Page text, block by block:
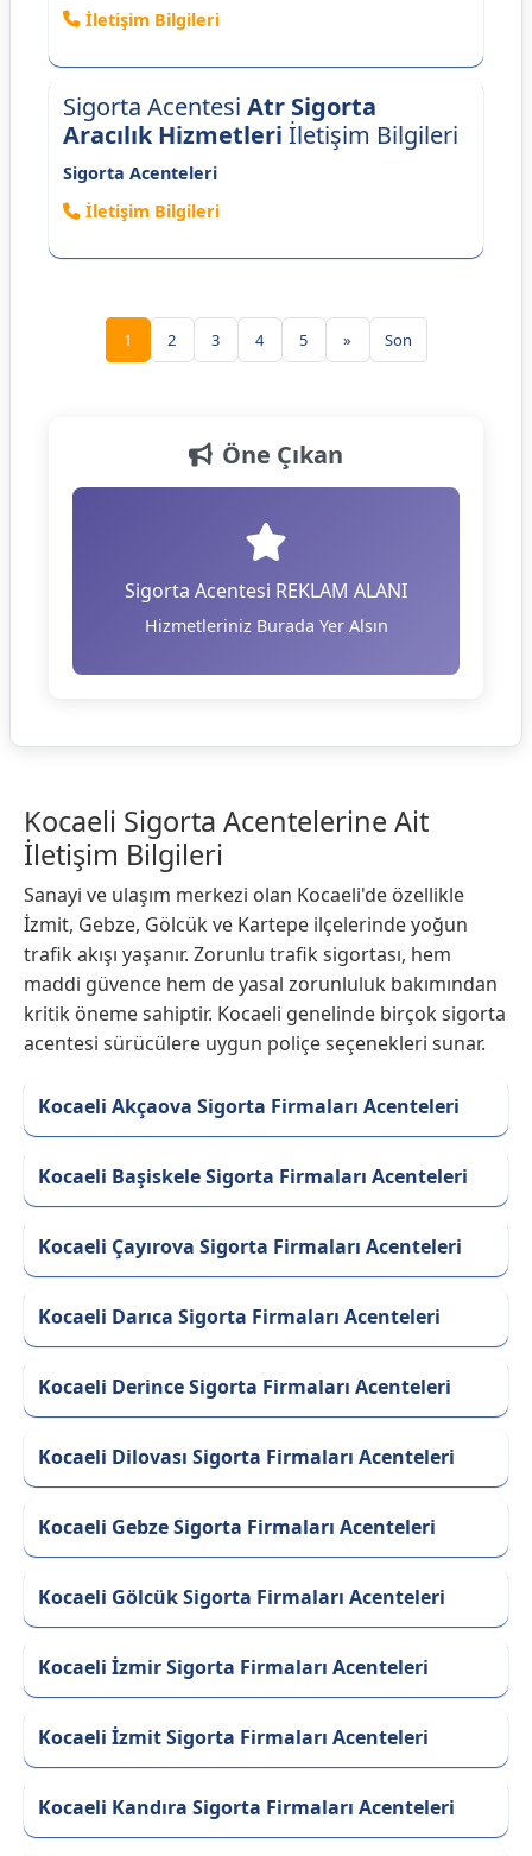
İletişim Bilgileri
Sigorta Acentesi Atr Sigorta
Aracılık Hizmetleri İletişim Bilgileri
Sigorta Acenteleri
İletişim Bilgileri
1 2 3 4 5 » Son
Öne Çıkan
Sigorta Acentesi REKLAM ALANI
Hizmetleriniz Burada Yer Alsın
Kocaeli Sigorta Acentelerine Ait
İletişim Bilgileri
Sanayi ve ulaşım merkezi olan Kocaeli'de özellikle
İzmit, Gebze, Gölcük ve Kartepe ilçelerinde yoğun
trafik akışı yaşanır. Zorunlu trafik sigortası, hem
maddi güvence hem de yasal zorunluluk bakımından
kritik öneme sahiptir. Kocaeli genelinde birçok sigorta
acentesi sürücülere uygun poliçe seçenekleri sunar.
Kocaeli Akçaova Sigorta Firmaları Acenteleri
Kocaeli Başiskele Sigorta Firmaları Acenteleri
Kocaeli Çayırova Sigorta Firmaları Acenteleri
Kocaeli Darıca Sigorta Firmaları Acenteleri
Kocaeli Derince Sigorta Firmaları Acenteleri
Kocaeli Dilovası Sigorta Firmaları Acenteleri
Kocaeli Gebze Sigorta Firmaları Acenteleri
Kocaeli Gölcük Sigorta Firmaları Acenteleri
Kocaeli İzmir Sigorta Firmaları Acenteleri
Kocaeli İzmit Sigorta Firmaları Acenteleri
Kocaeli Kandıra Sigorta Firmaları Acenteleri